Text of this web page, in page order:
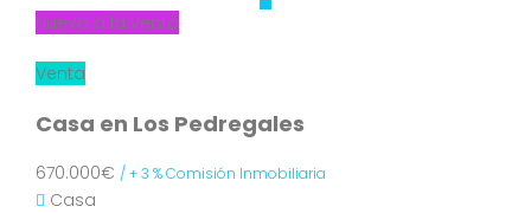
Nuevo a la venta
Venta
Casa en Los Pedregales
670.000€ / + 3 % Comisión Inmobiliaria
Casa